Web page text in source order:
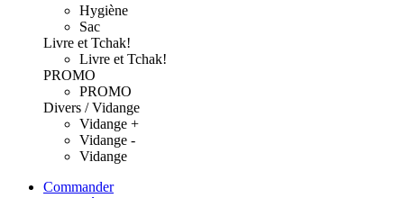
Hygiène
Sac
Livre et Tchak!
Livre et Tchak!
PROMO
PROMO
Divers / Vidange
Vidange +
Vidange -
Vidange
Commander